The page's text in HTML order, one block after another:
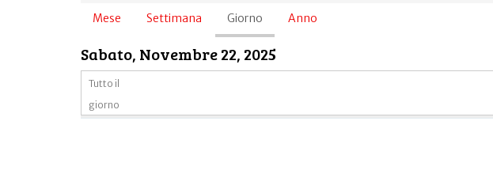
Schede
Mese Settimana Giorno (scheda
attiva)
Anno
Sabato, Novembre 22, 2025
Tutto il
giorno